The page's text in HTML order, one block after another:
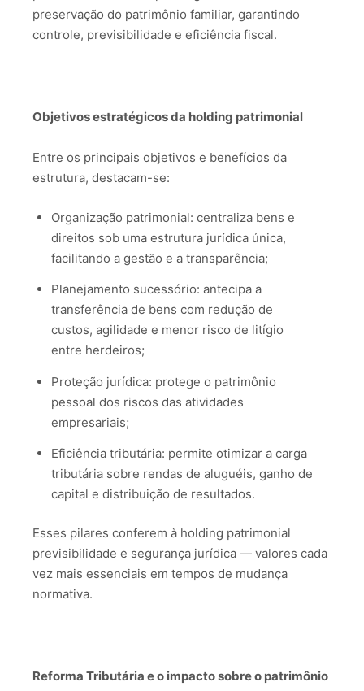
preservação do patrimônio familiar, garantindo
controle, previsibilidade e eficiência fiscal.
Objetivos estratégicos da holding patrimonial
Entre os principais objetivos e benefícios da
estrutura, destacam-se:
Organização patrimonial: centraliza bens e
direitos sob uma estrutura jurídica única,
facilitando a gestão e a transparência;
Planejamento sucessório: antecipa a
transferência de bens com redução de
custos, agilidade e menor risco de litígio
entre herdeiros;
Proteção jurídica: protege o patrimônio
pessoal dos riscos das atividades
empresariais;
Eficiência tributária: permite otimizar a carga
tributária sobre rendas de aluguéis, ganho de
capital e distribuição de resultados.
Esses pilares conferem à holding patrimonial
previsibilidade e segurança jurídica — valores cada
vez mais essenciais em tempos de mudança
normativa.
Reforma Tributária e o impacto sobre o patrimônio